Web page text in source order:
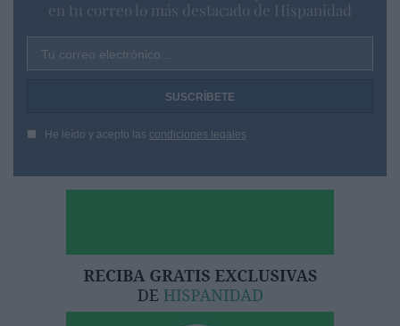
en tu correo lo más destacado de Hispanidad
Tu correo electrónico...
He leído y acepto las condiciones legales